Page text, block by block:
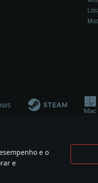
e o
e
significa participação no
are the property of their